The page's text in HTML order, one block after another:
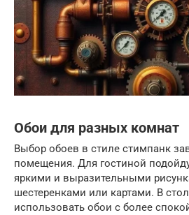
Обои для разных комнат
Выбор обоев в стиле стимпанк
помещения. Для гостиной
яркими и выразительными
шестеренками или картами. В
использовать обои с более